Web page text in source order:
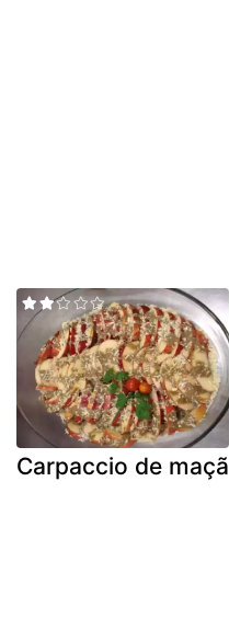
Carpaccio de maçã